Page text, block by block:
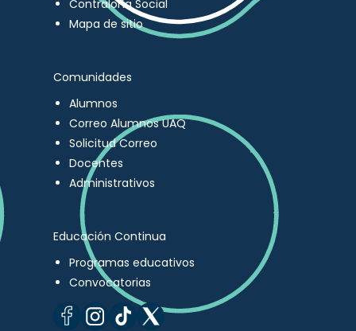
Contraloría Social
Mapa de sitio
Comunidades
Alumnos
Correo Alumnos UAQ
Solicitud Correo
Docentes
Administrativos
Educación Continua
Programas educativos
Convocatorias